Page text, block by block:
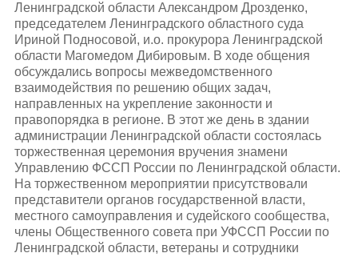
Ленинградской области Александром Дрозденко,
председателем Ленинградского областного суда
Ириной Подносовой, и.о. прокурора Ленинградской
области Магомедом Дибировым. В ходе общения
обсуждались вопросы межведомственного
взаимодействия по решению общих задач,
направленных на укрепление законности и
правопорядка в регионе. В этот же день в здании
администрации Ленинградской области состоялась
торжественная церемония вручения знамени
Управлению ФССП России по Ленинградской области.
На торжественном мероприятии присутствовали
представители органов государственной власти,
местного самоуправления и судейского сообщества,
члены Общественного совета при УФССП России по
Ленинградской области, ветераны и сотрудники